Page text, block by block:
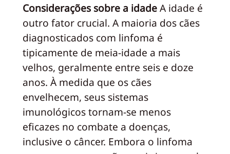
Considerações sobre a idadeA idade é
outro fator crucial. A maioria dos cães
diagnosticados com linfoma é
tipicamente de meia-idade a mais
velhos, geralmente entre seis e doze
anos. À medida que os cães
envelhecem, seus sistemas
imunológicos tornam-se menos
eficazes no combate a doenças,
inclusive o câncer. Embora o linfoma